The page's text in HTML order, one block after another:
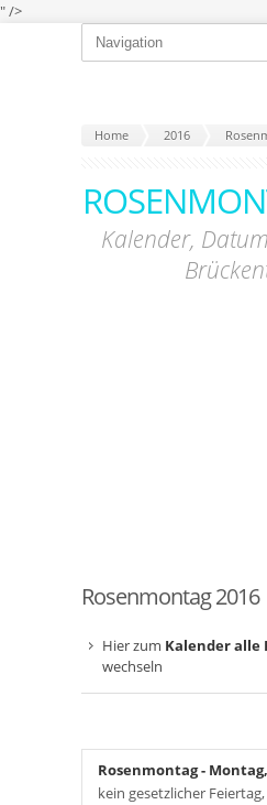
" />
Home 2016
Kalender,
Rosenmontag 2016
Hier zum Kalender alle
wechseln
Rosenmontag-
kein gesetzlicher